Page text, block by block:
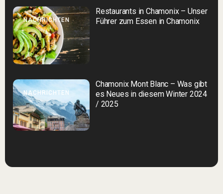
NACHRICHTEN
Restaurants in Chamonix – Unser
Führer zum Essen in Chamonix
NACHRICHTEN
Chamonix Mont Blanc – Was gibt
es Neues in diesem Winter 2024
/ 2025